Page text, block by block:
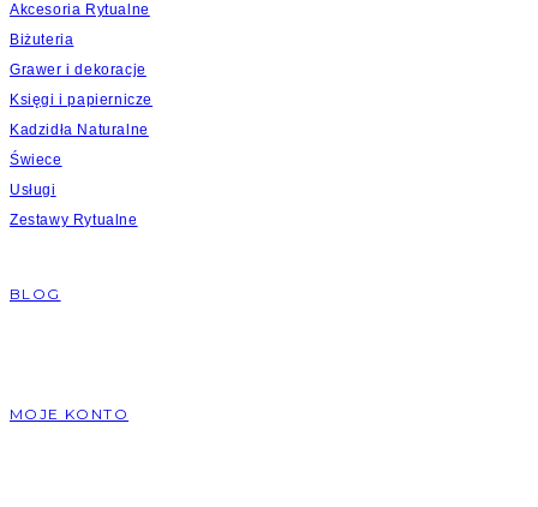
Akcesoria Rytualne
Biżuteria
Grawer i dekoracje
Księgi i papiernicze
Kadzidła Naturalne
Świece
Usługi
Zestawy Rytualne
BLOG
MOJE KONTO